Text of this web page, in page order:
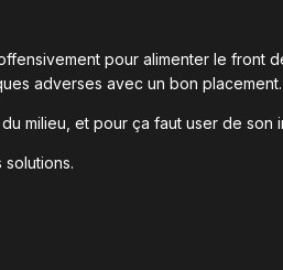
pour alimenter le front
adverses avec un bon placement.
milieu, et pour ça faut user de son